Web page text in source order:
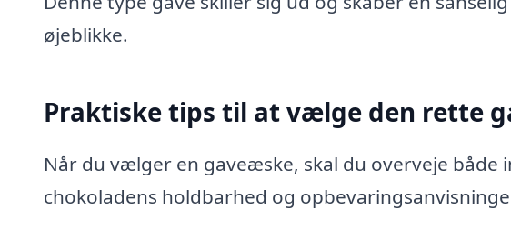
øjeblikke.
Praktiske tips til at vælge den rette
Når du vælger en gaveæske, skal du overveje
chokoladens holdbarhed og